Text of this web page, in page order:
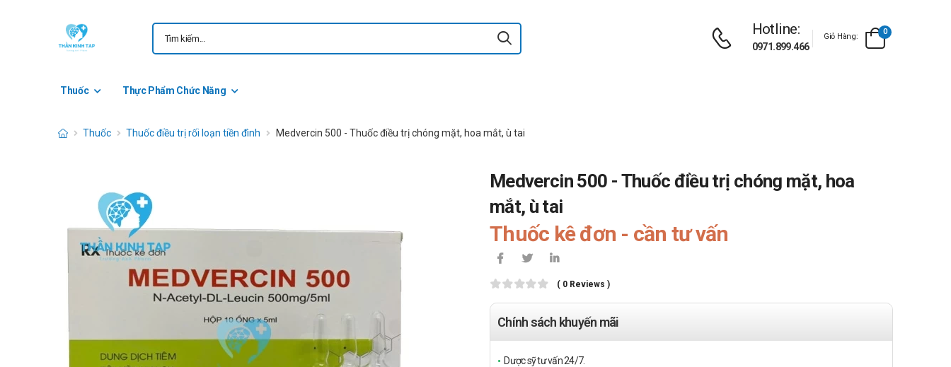
Hotline:
0971.899.466
Giỏ Hàng:
0
Thuốc Thực Phẩm Chức Năng
Thuốc Thuốc điều trị rối loạn tiền đình Medvercin 500 - Thuốc điều trị chóng mặt, hoa mắt, ù tai
Medvercin 500 - Thuốc điều trị chóng mặt, hoa
mắt, ù tai
Thuốc kê đơn - cần tư vấn
( 0 Reviews )
Chính sách khuyến mãi
Dược sỹ tư vấn 24/7.